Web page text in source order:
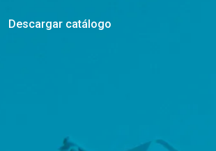
Descargar catálogo